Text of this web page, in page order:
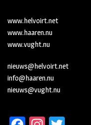
www.helvoirt.net
www.haaren.nu
www.vught.nu
nieuws@helvoirt.net
info@haaren.nu
nieuws@vught.nu